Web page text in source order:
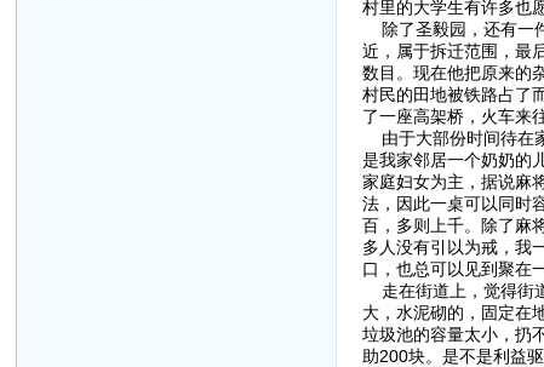
村里的大学生有许多也
除了圣毅园，还有一
近，属于拆迁范围，最
数目。现在他把原来的
村民的田地被铁路占了
了一座高架桥，火车来
由于大部份时间待在
是我家邻居一个奶奶的
家庭妇女为主，据说麻
法，因此一桌可以同时
百，多则上千。除了麻
多人没有引以为戒，我
口，也总可以见到聚在
走在街道上，觉得街
大，水泥砌的，固定在
垃圾池的容量太小，扔
助200块。是不是利益